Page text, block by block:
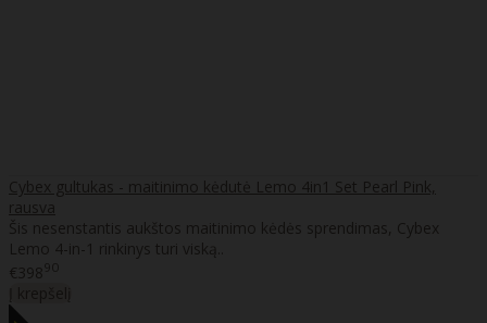
Cybex gultukas - maitinimo kėdutė Lemo 4in1 Set Pearl Pink,
rausva
Šis nesenstantis aukštos maitinimo kėdės sprendimas, Cybex
Lemo 4-in-1 rinkinys turi viską..
€39890